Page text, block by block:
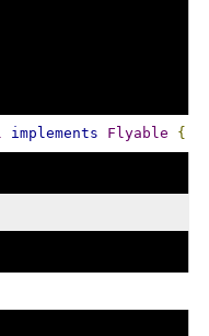
implements Flyable {